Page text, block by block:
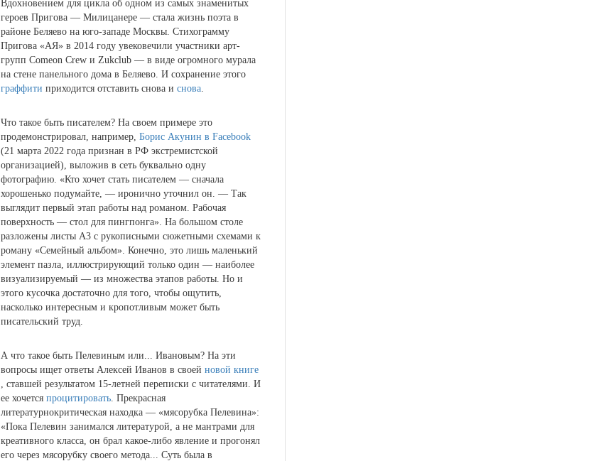
Вдохновением для цикла об одном из самых знаменитых
героев Пригова — Милицанере — стала жизнь поэта в
районе Беляево на юго-западе Москвы. Стихограмму
Пригова «АЯ» в 2014 году увековечили участники арт-
групп Comeon Crew и Zukclub — в виде огромного мурала
на стене панельного дома в Беляево. И сохранение этого
граффити приходится отставить снова и снова.
Что такое быть писателем? На своем примере это
продемонстрировал, например, Борис Акунин в Facebook
(21 марта 2022 года признан в РФ экстремистской
организацией), выложив в сеть буквально одну
фотографию. «Кто хочет стать писателем — сначала
хорошенько подумайте, — иронично уточнил он. — Так
выглядит первый этап работы над романом. Рабочая
поверхность — стол для пингпонга». На большом столе
разложены листы А3 с рукописными сюжетными схемами к
роману «Семейный альбом». Конечно, это лишь маленький
элемент пазла, иллюстрирующий только один — наиболее
визуализируемый — из множества этапов работы. Но и
этого кусочка достаточно для того, чтобы ощутить,
насколько интересным и кропотливым может быть
писательский труд.
А что такое быть Пелевиным или... Ивановым? На эти
вопросы ищет ответы Алексей Иванов в своей новой книге
, ставшей результатом 15-летней переписки с читателями. И
ее хочется процитировать. Прекрасная
литературнокритическая находка — «мясорубка Пелевина»:
«Пока Пелевин занимался литературой, а не мантрами для
креативного класса, он брал какое-либо явление и прогонял
его через мясорубку своего метода... Суть была в